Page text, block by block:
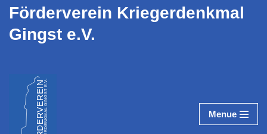
Zum
Förderverein Kriegerdenkmal
Gingst e.V.
Menue